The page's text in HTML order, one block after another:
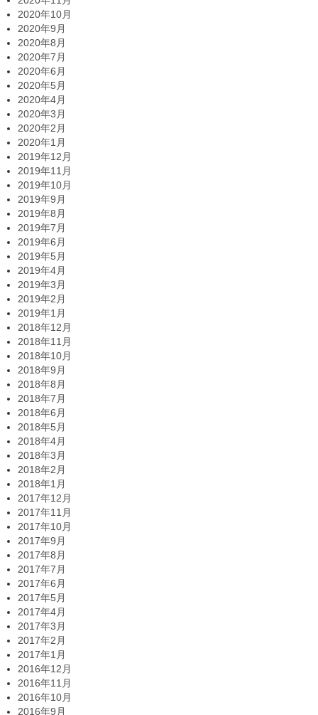
2020年10月
2020年9月
2020年8月
2020年7月
2020年6月
2020年5月
2020年4月
2020年3月
2020年2月
2020年1月
2019年12月
2019年11月
2019年10月
2019年9月
2019年8月
2019年7月
2019年6月
2019年5月
2019年4月
2019年3月
2019年2月
2019年1月
2018年12月
2018年11月
2018年10月
2018年9月
2018年8月
2018年7月
2018年6月
2018年5月
2018年4月
2018年3月
2018年2月
2018年1月
2017年12月
2017年11月
2017年10月
2017年9月
2017年8月
2017年7月
2017年6月
2017年5月
2017年4月
2017年3月
2017年2月
2017年1月
2016年12月
2016年11月
2016年10月
2016年9月